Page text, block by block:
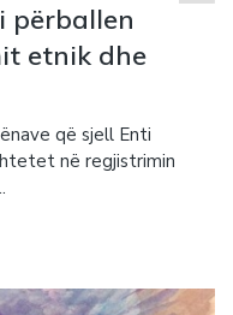
përballen
etnik dhe
që sjell Enti
në regjistrimin